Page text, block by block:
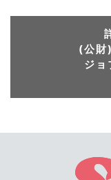
(公財
ジョ